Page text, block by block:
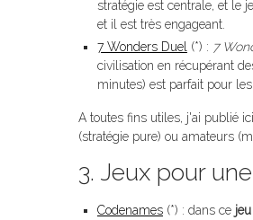
stratégie est centrale, et le
et il est très engageant.
7 Wonders Duel (*) : 7
civilisation en récupérant
minutes) est parfait pour
A toutes fins utiles, j'ai publié ici
(stratégie pure) ou amateurs
3. Jeux pour
Codenames (*) : dans ce